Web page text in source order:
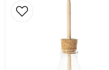
email
Mejladress